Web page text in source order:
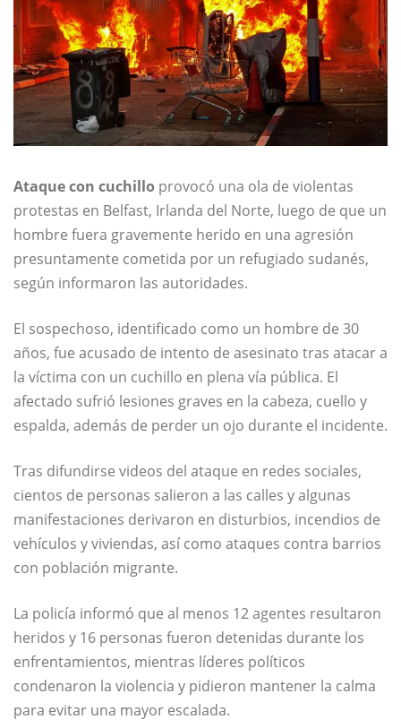
Ataque con cuchillo provocó una ola de violentas
protestas en Belfast, Irlanda del Norte, luego de que un
hombre fuera gravemente herido en una agresión
presuntamente cometida por un refugiado sudanés,
según informaron las autoridades.
El sospechoso, identificado como un hombre de 30
años, fue acusado de intento de asesinato tras atacar a
la víctima con un cuchillo en plena vía pública. El
afectado sufrió lesiones graves en la cabeza, cuello y
espalda, además de perder un ojo durante el incidente.
Tras difundirse videos del ataque en redes sociales,
cientos de personas salieron a las calles y algunas
manifestaciones derivaron en disturbios, incendios de
vehículos y viviendas, así como ataques contra barrios
con población migrante.
La policía informó que al menos 12 agentes resultaron
heridos y 16 personas fueron detenidas durante los
enfrentamientos, mientras líderes políticos
condenaron la violencia y pidieron mantener la calma
para evitar una mayor escalada.